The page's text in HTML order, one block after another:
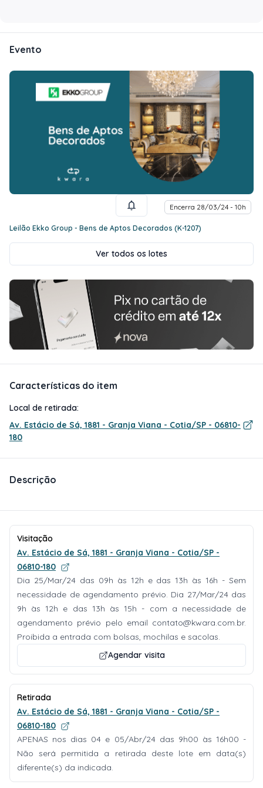
Evento
Encerra 28/03/24 - 10h
Leilão Ekko Group - Bens de Aptos Decorados (K-1207)
Ver todos os lotes
Características do item
Local de retirada:
Av. Estácio de Sá, 1881 - Granja Viana - Cotia/SP - 06810-
180
Descrição
Visitação
Av. Estácio de Sá, 1881 - Granja Viana - Cotia/SP -
06810-180
Dia 25/Mar/24 das 09h às 12h e das 13h às 16h - Sem
necessidade de agendamento prévio. Dia 27/Mar/24 das
9h às 12h e das 13h às 15h - com a necessidade de
agendamento prévio pelo email contato@kwara.com.br.
Proibida a entrada com bolsas, mochilas e sacolas.
Agendar visita
Retirada
Av. Estácio de Sá, 1881 - Granja Viana - Cotia/SP -
06810-180
APENAS nos dias 04 e 05/Abr/24 das 9h00 às 16h00 -
Não será permitida a retirada deste lote em data(s)
diferente(s) da indicada.